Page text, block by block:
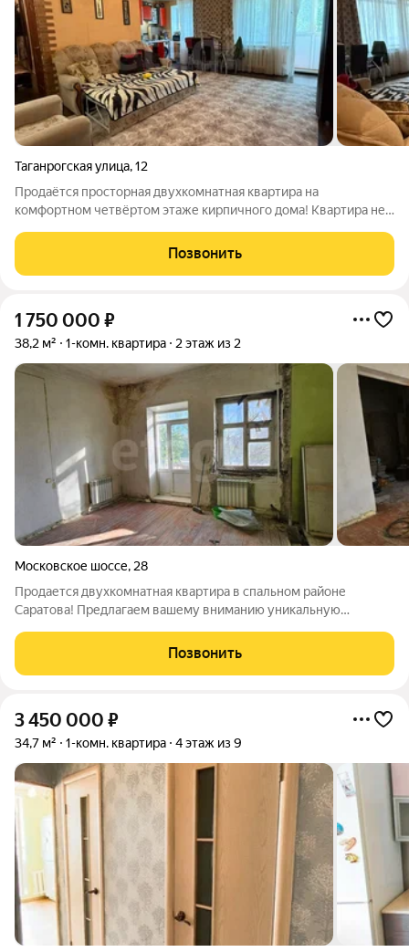
Таганрогская улица,12
Продаётся просторная двухкомнатная квартира на
комфортном четвёртом этаже кирпичного дома! Квартира не
Внутри качественный ремонт: новому владельцу остаётся
встроенный кухонный гарнитур и
Позвонить
1 750 000 ₽
38,2 м² 1-комн. квартира 2 этаж из 2
Московское шоссе, 28
Продается двухкомнатная квартира в спальном районе
Саратова! Предлагаем вашему вниманию уникальную
высокими потолками, которая станет отличным вариантом для
флиппинга или создания уютного
Позвонить
3 450 000 ₽
34,7 м² 1-комн. квартира 4 этаж из 9